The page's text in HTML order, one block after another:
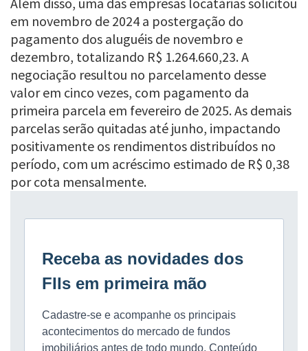
em novembro de 2024 a postergação do
pagamento dos aluguéis de novembro e
dezembro, totalizando R$ 1.264.660,23. A
negociação resultou no parcelamento desse
valor em cinco vezes, com pagamento da
primeira parcela em fevereiro de 2025. As demais
parcelas serão quitadas até junho, impactando
positivamente os rendimentos distribuídos no
período, com um acréscimo estimado de R$ 0,38
por cota mensalmente.